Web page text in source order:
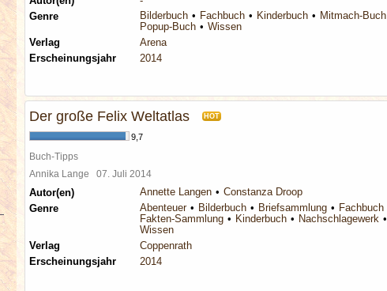
Genre
Bilderbuch Fachbuch Kinderbuch
Mitmach-Buch
Popup-Buch
Wissen
Verlag
Arena
Erscheinungsjahr
2014
Der große Felix Weltatlas HOT
9,7
Buch-Tipps
Annika Lange 07. Juli 2014
Autor(en) Annette Langen
Constanza Droop
Genre
Abenteuer Bilderbuch Briefsammlung
Fachbuch
Fakten-Sammlung
Kinderbuch
Nachschlagewerk
Wissen
Verlag
Coppenrath
Erscheinungsjahr
2014